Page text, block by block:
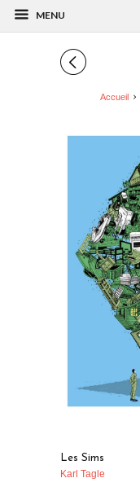
MENU
◅
Accueil
Les Sims
Karl Tagle